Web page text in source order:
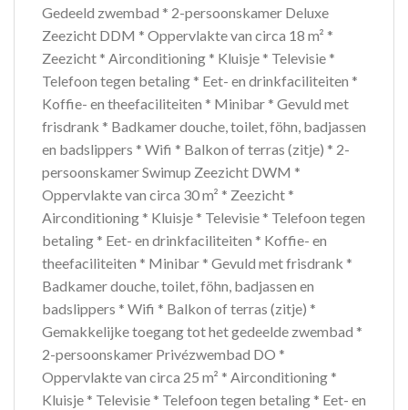
Gedeeld zwembad * 2-persoonskamer Deluxe
Zeezicht DDM * Oppervlakte van circa 18 m² *
Zeezicht * Airconditioning * Kluisje * Televisie *
Telefoon tegen betaling * Eet- en drinkfaciliteiten *
Koffie- en theefaciliteiten * Minibar * Gevuld met
frisdrank * Badkamer douche, toilet, föhn, badjassen
en badslippers * Wifi * Balkon of terras (zitje) * 2-
persoonskamer Swimup Zeezicht DWM *
Oppervlakte van circa 30 m² * Zeezicht *
Airconditioning * Kluisje * Televisie * Telefoon tegen
betaling * Eet- en drinkfaciliteiten * Koffie- en
theefaciliteiten * Minibar * Gevuld met frisdrank *
Badkamer douche, toilet, föhn, badjassen en
badslippers * Wifi * Balkon of terras (zitje) *
Gemakkelijke toegang tot het gedeelde zwembad *
2-persoonskamer Privézwembad DO *
Oppervlakte van circa 25 m² * Airconditioning *
Kluisje * Televisie * Telefoon tegen betaling * Eet- en